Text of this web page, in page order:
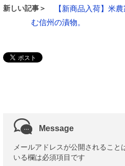
新しい記事＞
【新商品入荷】米
む信州の漬物。
Message
メールアドレスが公開されること
いる欄は必須項目です